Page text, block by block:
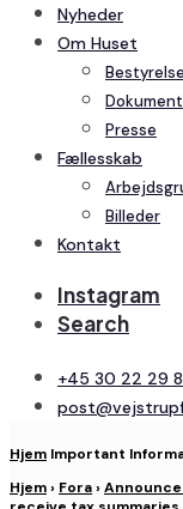
Nyheder
Om Huset
Presse
Fællesskab
Billeder
Kontakt
Instagram
Search
+45 30 22 29
Hjem Important
Hjem› Fora›